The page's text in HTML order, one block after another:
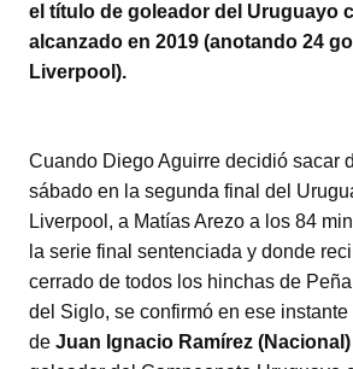
poa
r
el título de goleador del Uruguayo
alcanzado en 2019 (anotando 24
Liverpool).
Cuando Diego Aguirre decidió sacar
sábado en la segunda final del
Liverpool, a Matías Arezo a los 84
la serie final sentenciada y donde
cerrado de todos los hinchas de
del Siglo, se confirmó en ese
de Juan Ignacio Ramírez